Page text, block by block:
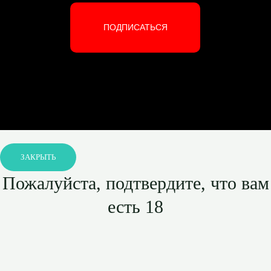
ПОДПИСАТЬСЯ
ЗАКРЫТЬ
Пожалуйста, подтвердите, что вам
есть 18